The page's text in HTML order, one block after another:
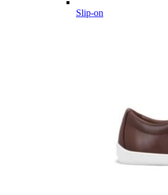
Slip-on